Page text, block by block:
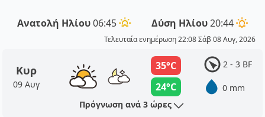
Ανατολή Ηλίου06:45 Δύση Ηλίου20:44
Τελευταία ενημέρωση 22:08 Σάβ 08 Αυγ, 2026
Κυρ
09 Αυγ
35°C
24°C
2 - 3 BF
0 mm
Πρόγνωση ανά 3 ώρες